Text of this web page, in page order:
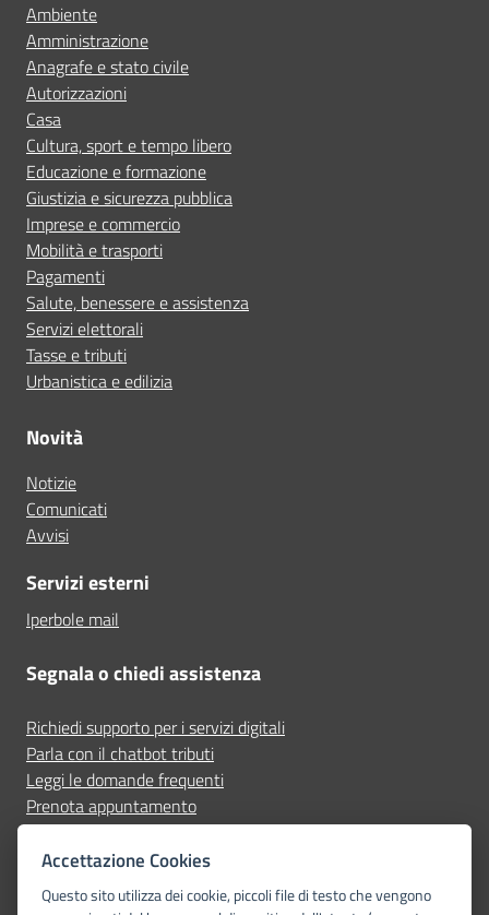
Ambiente
Amministrazione
Anagrafe e stato civile
Autorizzazioni
Casa
Cultura, sport e tempo libero
Educazione e formazione
Giustizia e sicurezza pubblica
Imprese e commercio
Mobilità e trasporti
Pagamenti
Salute, benessere e assistenza
Servizi elettorali
Tasse e tributi
Urbanistica e edilizia
Novità
Notizie
Comunicati
Avvisi
Servizi esterni
Iperbole mail
Segnala o chiedi assistenza
Richiedi supporto per i servizi digitali
Parla con il chatbot tributi
Leggi le domande frequenti
Prenota appuntamento
Segnala disservizio
Seguici su
Accettazione Cookies
Questo sito utilizza dei cookie, piccoli file di testo che vengono